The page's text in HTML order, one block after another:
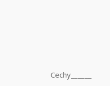
Cechy______